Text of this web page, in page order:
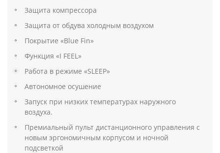
Защита компрессора
Защита от обдува холодным воздухом
Покрытие «Blue Fin»
Функция «I FEEL»
Работа в режиме «SLEEP»
Автономное осушение
Запуск при низких температурах наружного
воздуха.
Премиальный пульт дистанционного управления с
новым эргономичным корпусом и ночной
подсветкой